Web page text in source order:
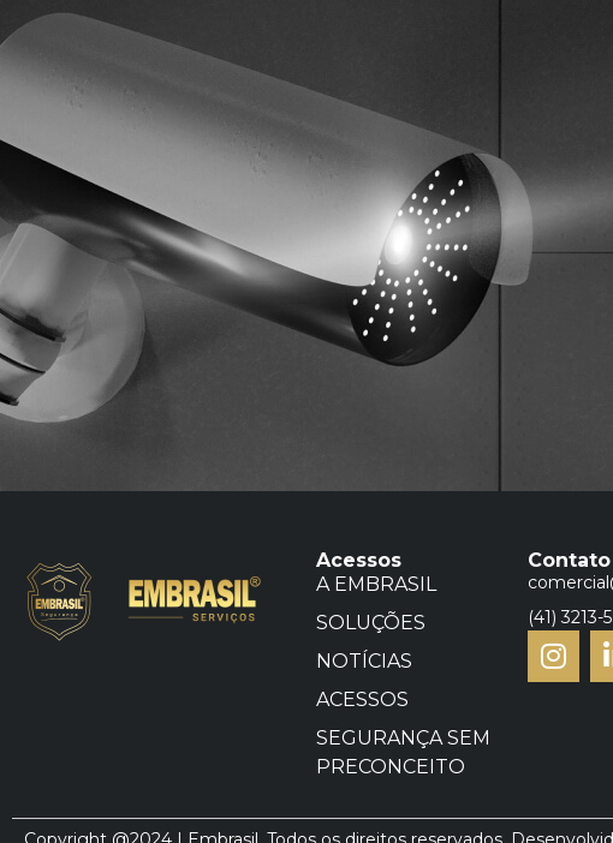
Acessos
A EMBRASIL
SOLUÇÕES
NOTÍCIAS
ACESSOS
SEGURANÇA SEM
PRECONCEITO
Contato
(41) 3213-